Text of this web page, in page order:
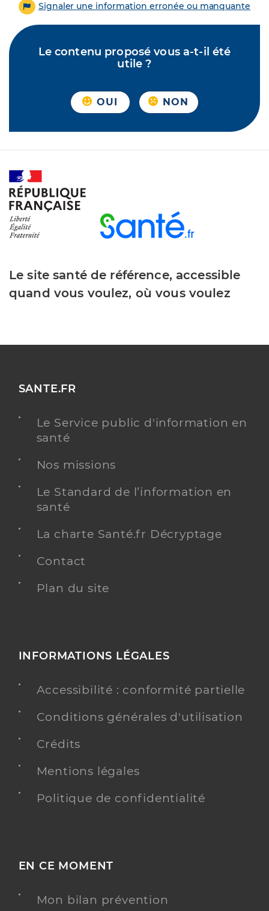
Signaler une information erronée ou manquante
Le contenu proposé vous a-t-il été
utile ?
OUI NON
Le site santé de référence, accessible
quand vous voulez, où vous voulez
SANTE.FR
Le Service public d'information en
santé
Nos missions
Le Standard de l’information en
santé
La charte Santé.fr Décryptage
Contact
Plan du site
INFORMATIONS LÉGALES
Accessibilité : conformité partielle
Conditions générales d'utilisation
Crédits
Mentions légales
Politique de confidentialité
EN CE MOMENT
Mon bilan prévention